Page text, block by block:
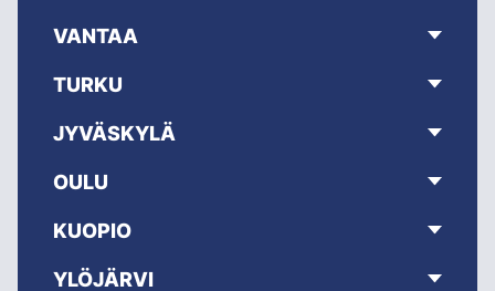
VANTAA
TURKU
JYVÄSKYLÄ
OULU
KUOPIO
YLÖJÄRVI